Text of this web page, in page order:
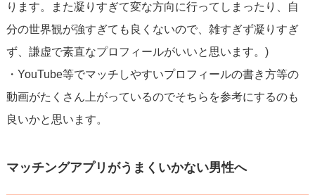
ります。また凝りすぎて変な方向に行ってしまったり、自
分の世界観が強すぎても良くないので、雑すぎず凝りすぎ
ず、謙虚で素直なプロフィールがいいと思います。)
・YouTube等でマッチしやすいプロフィールの書き方等の
動画がたくさん上がっているのでそちらを参考にするのも
良いかと思います。
マッチングアプリがうまくいかない男性へ